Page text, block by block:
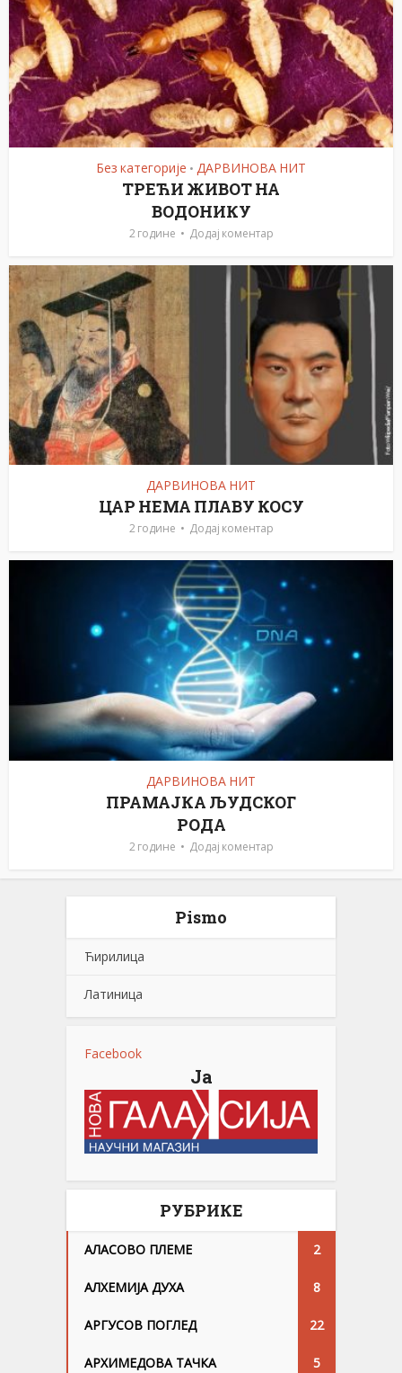
Без категорије • ДАРВИНОВА НИТ
ТРЕЋИ ЖИВОТ НА
ВОДОНИКУ
2 године Додај коментар
ДАРВИНОВА НИТ
ЦАР НЕМА ПЛАВУ КОСУ
2 године Додај коментар
ДАРВИНОВА НИТ
ПРАМАЈКА ЉУДСКОГ
РОДА
2 године Додај коментар
Pismo
Ћирилица
Латиница
Facebook
Ја
РУБРИКЕ
АЛАСОВО ПЛЕМЕ 2
АЛХЕМИЈА ДУХА 8
АРГУСОВ ПОГЛЕД 22
АРХИМЕДОВА ТАЧКА 5